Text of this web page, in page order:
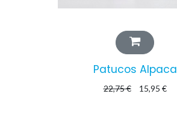
Patucos Alpaca
22,75€ 15,95 €